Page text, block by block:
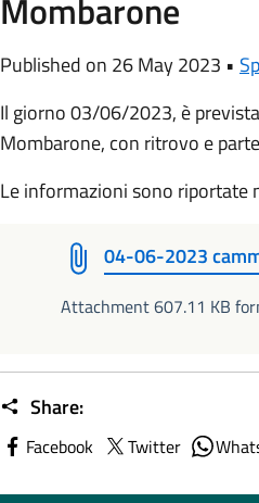
Mombarone
Published on 26 May 2023 •
Il giorno 03/06/2023, è
Mombarone, con ritrovo e
Le informazioni sono riportate
04-06-2023
Attachment 607.11 KB
Share:
Facebook Twitter